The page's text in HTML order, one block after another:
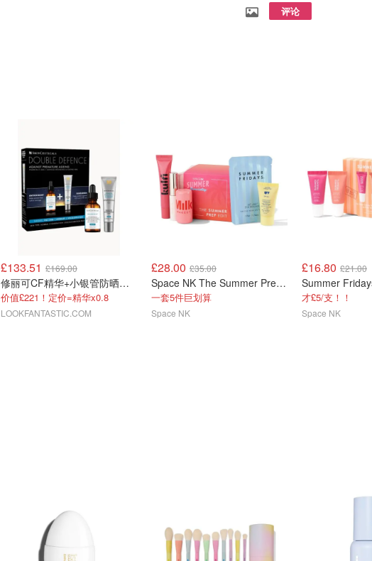
评论
£133.51 £169.00
修丽可CF精华+小银管防晒礼盒
价值£221！定价=精华x0.8
LOOKFANTASTIC.COM
£28.00 £35.00
Space NK The Summer Prep Edit 夏日护理套装
一套5件巨划算
Space NK
£16.80 £21.00
才£5/支！！
Space NK